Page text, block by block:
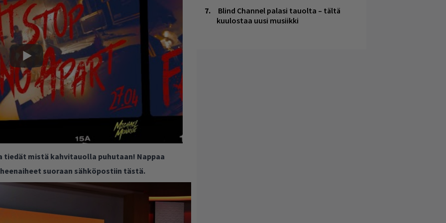
tiedät mistä kahvitauolla puhutaan! Nappaa
suoraan sähköpostiin tästä.
Blind Channel palasi tauolta – tältä
kuulostaa uusi musiikki